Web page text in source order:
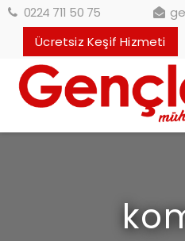
0224 711 50 75
Ücretsiz Keşif Hizmeti